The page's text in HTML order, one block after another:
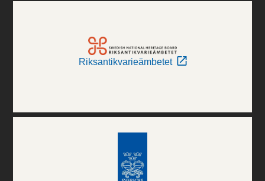
Riksantikvarieämbetet